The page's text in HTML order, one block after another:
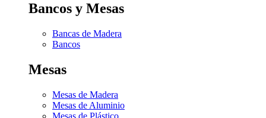
Bancos y Mesas
Bancas de Madera
Bancos
Mesas
Mesas de Madera
Mesas de Aluminio
Mesas de Plástico